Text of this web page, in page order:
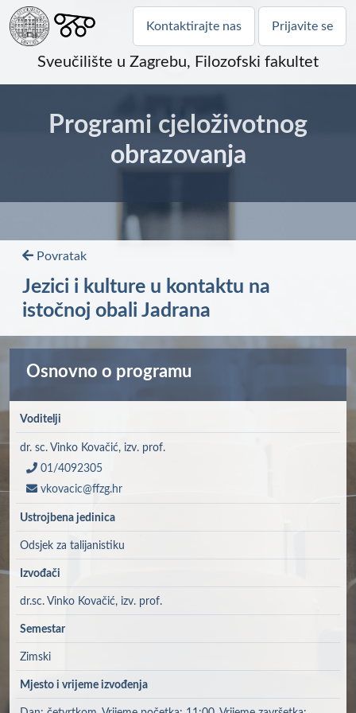
Kontaktirajte nas Prijavite se
Sveučilište u Zagrebu, Filozofski fakultet
Programi cjeloživotnog
obrazovanja
Povratak
Jezici i kulture u kontaktu na
istočnoj obali Jadrana
Osnovno o programu
Voditelji
dr. sc. Vinko Kovačić, izv. prof.
01/4092305
vkovacic@ffzg.hr
Ustrojbena jedinica
Odsjek za talijanistiku
Izvođači
dr.sc. Vinko Kovačić, izv. prof.
Semestar
Zimski
Mjesto i vrijeme izvođenja